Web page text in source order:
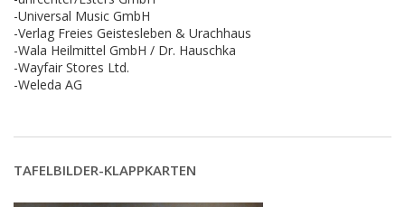
-Universal Music GmbH
-Verlag Freies Geistesleben & Urachhaus
-Wala Heilmittel GmbH / Dr. Hauschka
-Wayfair Stores Ltd.
-Weleda AG
TAFELBILDER-KLAPPKARTEN